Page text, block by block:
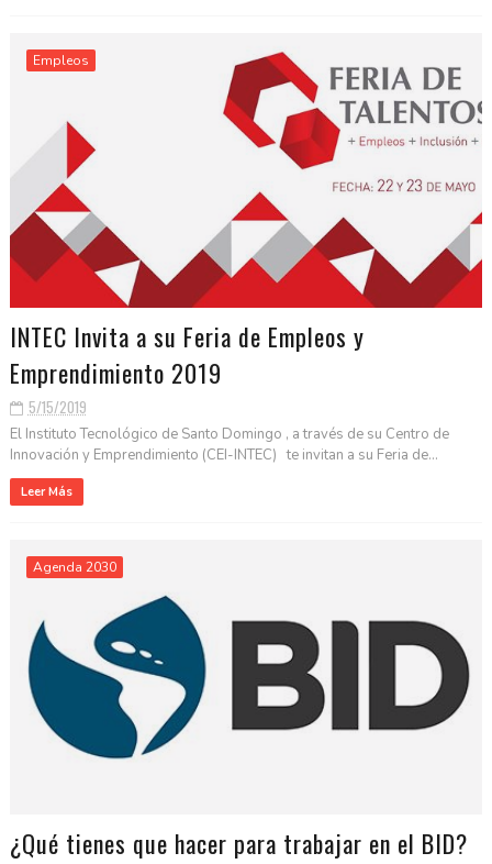
Empleos
INTEC Invita a su Feria de Empleos y
Emprendimiento 2019
5/15/2019
El Instituto Tecnológico de Santo Domingo , a través de su Centro de
Innovación y Emprendimiento (CEI-INTEC) te invitan a su Feria de...
Leer Más
Agenda 2030
¿Qué tienes que hacer para trabajar en el BID?